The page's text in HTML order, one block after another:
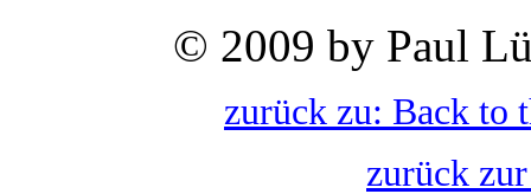
© 2009 by Paul
zurück zu: Back to
zurück